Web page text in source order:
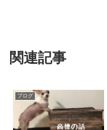
関連記事
ブログ